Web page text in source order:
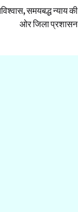
समयबद्ध न्याय की
ओर जिला प्रशासन